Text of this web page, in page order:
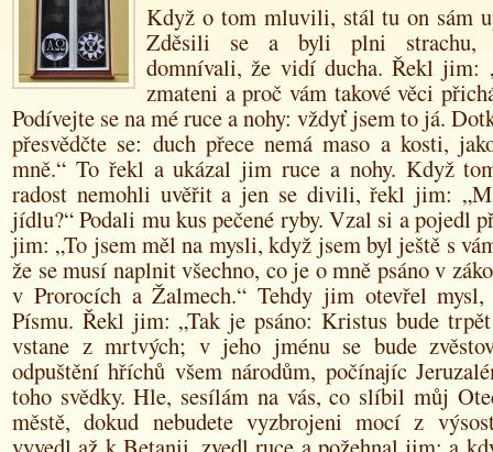
Když o tom mluvili, stál tu on sám
Zděsili se a byli plni strachu,
domnívali, že vidí ducha. Řekl jim:
zmateni a proč vám takové věci
Podívejte se na mé ruce a nohy: vždyťjsem to já.
přesvědčte se: duch přece nemá maso a kosti,
mně.“ To řekl a ukázal jim ruce a nohy. Když
radost nemohli uvěřit a jen se divili, řekl jim:
jídlu?“ Podali mu kus pečené ryby. Vzal si a pojedl
jim: „To jsem měl na mysli, když jsem byl ještě s
že se musí naplnit všechno, co je o mně psáno v
v Prorocích a Žalmech.“ Tehdy jim otevřel
Písmu. Řekl jim: „Tak je psáno: Kristus bude
vstane z mrtvých; v jeho jménu se bude
odpuštění hříchů všem národům, počínajíc
toho svědky. Hle, sesílám na vás, co slíbil můj
městě, dokud nebudete vyzbrojeni mocí z